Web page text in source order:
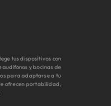
tus dispositivos con
y bocinas de
para adaptarse a tu
ofrecen portabilidad,